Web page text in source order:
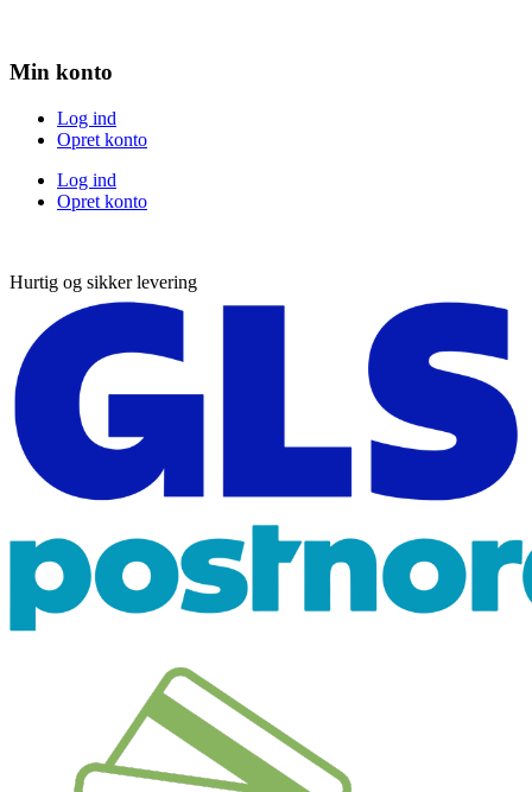
Min konto
Log ind
Opret konto
Log ind
Opret konto
Hurtig og sikker levering